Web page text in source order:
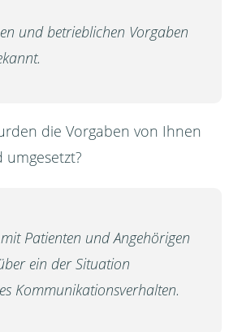
und betrieblichen Vorgaben
die Vorgaben von Ihnen
Patienten und Angehörigen
ein der Situation
Kommunikationsverhalten.